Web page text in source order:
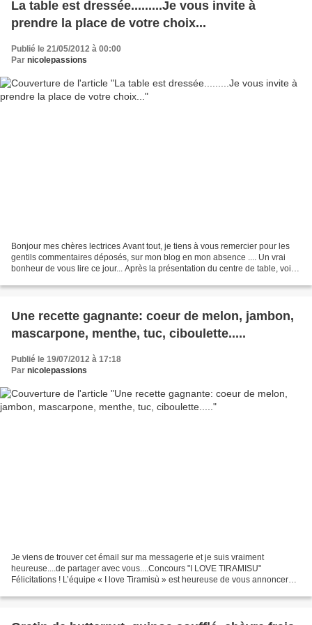
La table est dressée.........Je vous invite à
prendre la place de votre choix...
Publié le 21/05/2012 à 00:00
Par nicolepassions
Bonjour mes chères lectrices Avant tout, je tiens à vous remercier pour les
gentils commentaires déposés, sur mon blog en mon absence .... Un vrai
bonheur de vous lire ce jour... Après la présentation du centre de table, voilà
Une recette gagnante: coeur de melon, jambon,
mascarpone, menthe, tuc, ciboulette.....
Publié le 19/07/2012 à 17:18
Par nicolepassions
Je viens de trouver cet émail sur ma messagerie et je suis vraiment
heureuse....de partager avec vous....Concours "I LOVE TIRAMISU"
Félicitations ! L’équipe « I love Tiramisù » est heureuse de vous annoncer